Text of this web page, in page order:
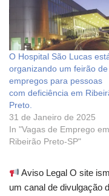
O Hospital São Lucas
organizando um feirão de
empregos para pessoas
com deficiência em
Preto.
31 de Janeiro de 2025
In "Vagas de Emprego em
Ribeirão Preto-SP"
Aviso Legal O site
um canal de divulgação